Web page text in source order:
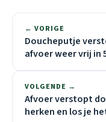
← VORIGE
Doucheputje
afvoer weer vrij in
VOLGENDE →
Afvoer verstopt
herken en los je